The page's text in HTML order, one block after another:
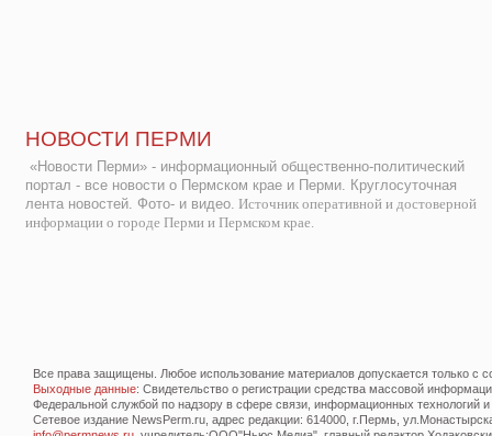
НОВОСТИ ПЕРМИ
«Новости Перми» - информационный общественно-политический
портал - все новости о Пермском крае и Перми. Круглосуточная
лента новостей. Фото- и видео. Источник оперативной и достоверной
информации о городе Перми и Пермском крае.
Все права защищены. Любое использование материалов допускается только с
Выходные данные: Свидетельство о регистрации средства массовой
Федеральной службой по надзору в сфере связи, информационных технологий
Сетевое издание NewsPerm.ru, адрес редакции: 614000, г.Пермь,